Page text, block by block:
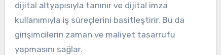
dijital altyapısıyla tanınır ve dijital imza
kullanımıyla iş süreçlerini basitleştirir. Bu da
girişimcilerin zaman ve maliyet tasarrufu
yapmasını sağlar.